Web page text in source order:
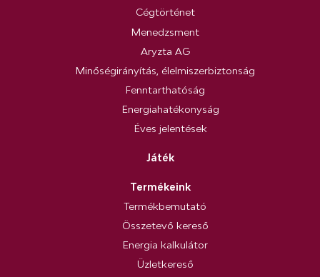
Cégtörténet
Menedzsment
Aryzta AG
Minőségirányítás, élelmiszerbiztonság
Fenntarthatóság
Energiahatékonyság
Éves jelentések
Játék
Termékeink
Termékbemutató
Összetevő kereső
Energia kalkulátor
Üzletkereső